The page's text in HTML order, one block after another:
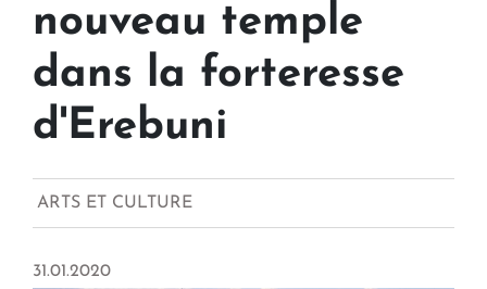
nouveau temple
dans la forteresse
d'Erebuni
ARTS ET CULTURE
31.01.2020